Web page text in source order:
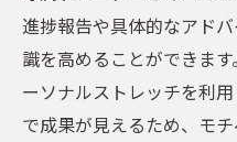
トレーニングと
体質改善を目指
目標達成後の維
進捗報告や具体的なアド
識を高めることができま
ーソナルストレッチを利
で成果が見えるため、モ